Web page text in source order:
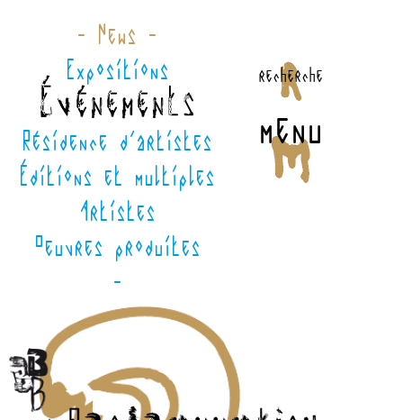
recherche
menu
- News -
Expositions
Événements
Résidence d'artistes
Éditions et multiples
Artistes
Oeuvres produites
-